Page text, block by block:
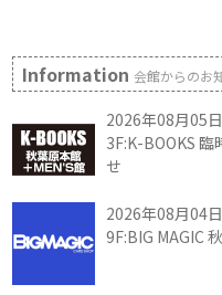
Information会館からのお
2026年08月05日
3F:K-BOOKS
せ
2026年08月04日
9F:BIG MAGIC